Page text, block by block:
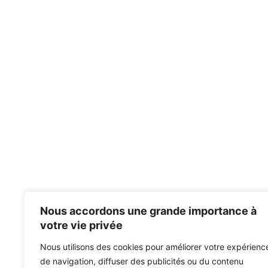
Nous accordons une grande importance à
votre vie privée
Nous utilisons des cookies pour améliorer votre
de navigation, diffuser des publicités ou du contenu